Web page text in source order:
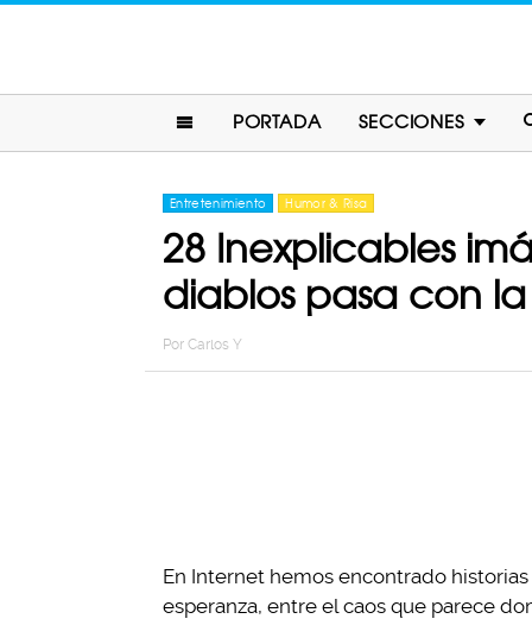
PORTADA SECCIONES
Entretenimiento Humor & Risa
28 Inexplicables
diablos pasa con
Por Carlos Y
En Internet hemos encontrado
esperanza, entre el caos que parece